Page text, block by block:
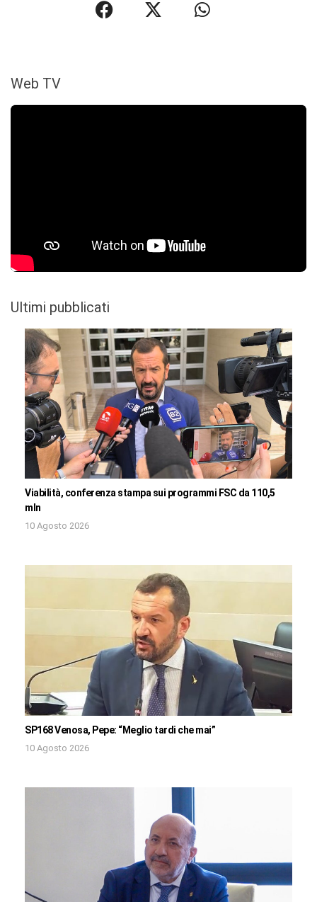
Web TV
Ultimi pubblicati
Viabilità, conferenza stampa sui programmi FSC da 110,5
mln
10 Agosto 2026
SP168 Venosa, Pepe: “Meglio tardi che mai”
10 Agosto 2026